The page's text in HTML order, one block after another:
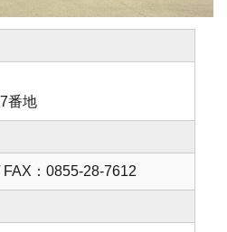
番地
：0855-28-7612